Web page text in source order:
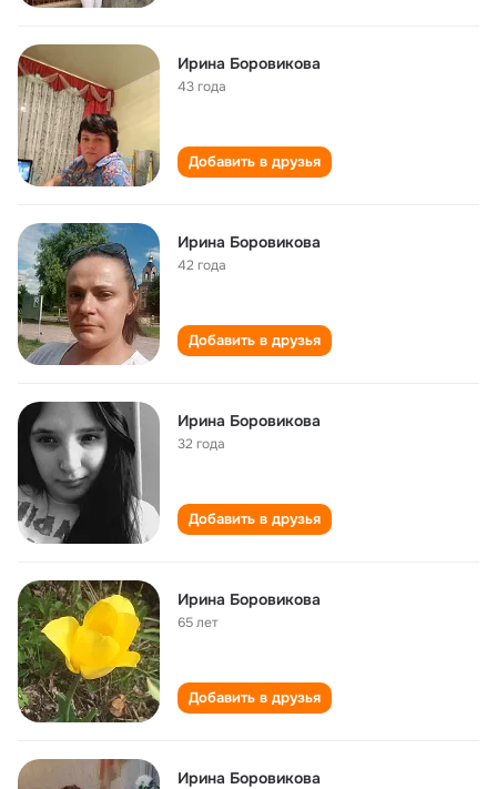
Ирина Боровикова
43 года
Добавить в друзья
Ирина Боровикова
42 года
Добавить в друзья
Ирина Боровикова
32 года
Добавить в друзья
Ирина Боровикова
65 лет
Добавить в друзья
Ирина Боровикова